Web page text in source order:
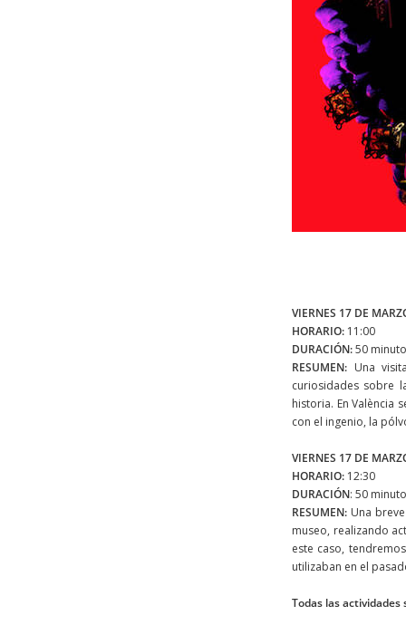
VIERNES 17 DE
HORARIO: 11:00
DURACIÓN:50
RESUMEN: Una
curiosidades sobre
historia. En València
con el ingenio, la
VIERNES 17 DE
HORARIO: 12:30
DURACIÓN: 50
RESUMEN: Una
museo, realizando
este caso,
utilizaban en el
Todas las